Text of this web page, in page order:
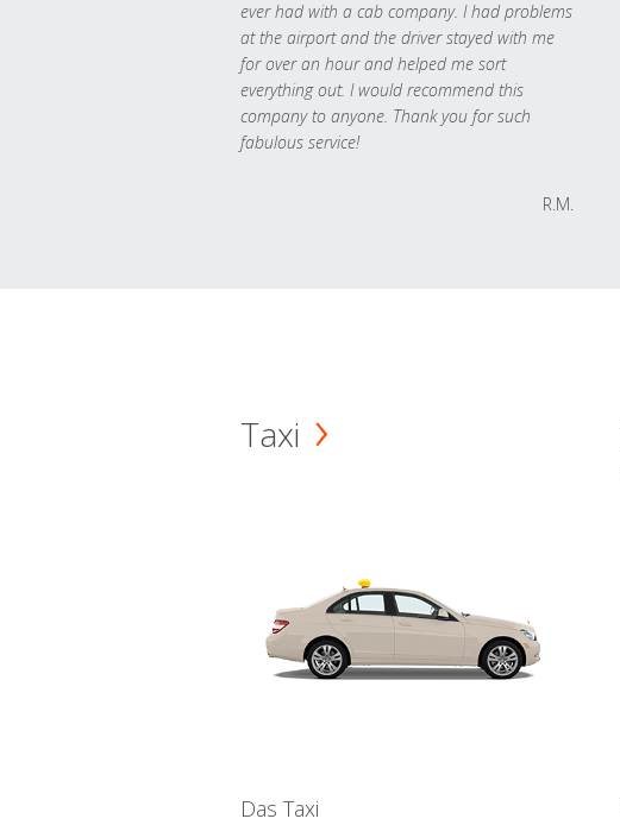
ever had with a cab company. I had problems
at the airport and the driver stayed with me
for over an hour and helped me sort
everything out. I would recommend this
company to anyone. Thank you for such
fabulous service!
R.M.
Taxi
Das Taxi